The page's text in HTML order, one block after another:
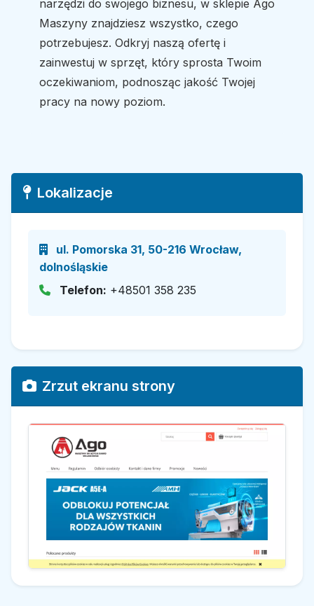
narzędzi do swojego biznesu, w sklepie Ago
Maszyny znajdziesz wszystko, czego
potrzebujesz. Odkryj naszą ofertę i
zainwestuj w sprzęt, który sprosta Twoim
oczekiwaniom, podnosząc jakość Twojej
pracy na nowy poziom.
Lokalizacje
ul. Pomorska 31, 50-216 Wrocław,
dolnośląskie
Telefon: +48501 358 235
Zrzut ekranu strony